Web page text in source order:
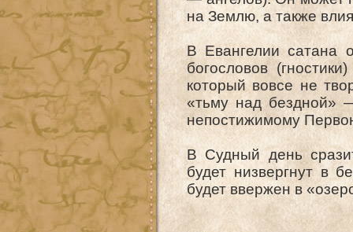
на Землю, а также
В Евангелии сатана
богословов
который вовсе не
«тьму над бездной»
непостижимому
В Судный день
будет низвергнут в
будет ввержен в